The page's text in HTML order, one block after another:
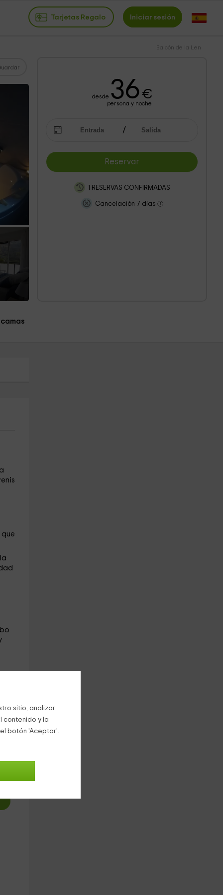
sitio, analizar
contenido y la
botón 'Aceptar'.
Tarjetas Regalo Iniciar sesión
Balcón de la Len
desde 36€
persona y noche
Reservar
1 RESERVAS CONFIRMADAS
Cancelación 7 días
que